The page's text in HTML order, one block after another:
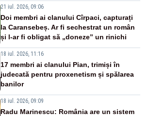
21 iul. 2026, 09:06
Doi membri ai clanului Cîrpaci, capturați
la Caransebeș. Ar fi sechestrat un român
și l-ar fi obligat să „doneze” un rinichi
18 iul. 2026, 11:16
17 membri ai clanului Pian, trimiși în
judecată pentru proxenetism și spălarea
banilor
18 iul. 2026, 09:09
Radu Marinescu: România are un sistem